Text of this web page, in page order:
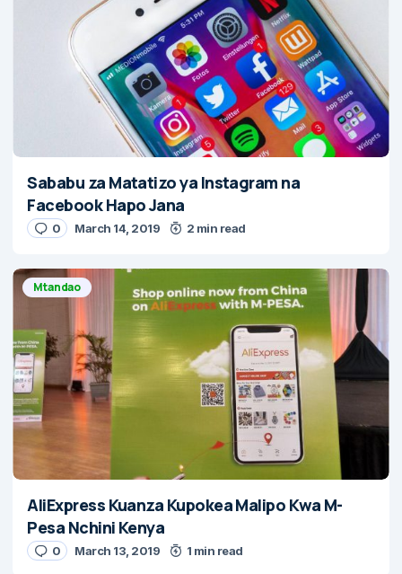
Sababu za Matatizo ya Instagram na
Facebook Hapo Jana
0 March 14, 2019 2 min read
Mtandao
AliExpress Kuanza Kupokea Malipo Kwa M-
Pesa Nchini Kenya
0 March 13, 2019 1 min read